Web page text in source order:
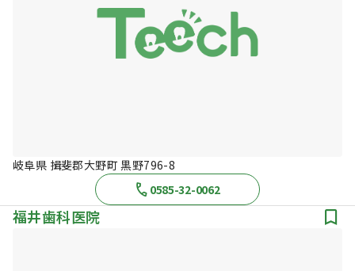
岐阜県 揖斐郡大野町 黒野796-8
0585-32-0062
福井歯科医院